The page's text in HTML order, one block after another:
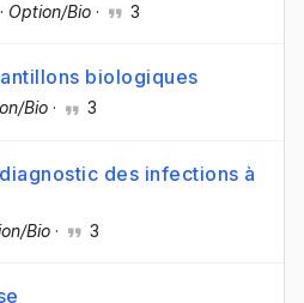
· Option/Bio · 3
biologiques
Bio · 3
des infections à
Bio · 3